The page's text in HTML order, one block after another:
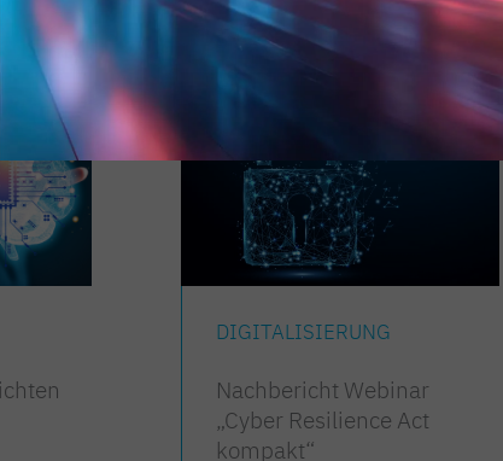
DIGITALISIERUNG
Nachbericht Webinar
„Cyber Resilience Act
kompakt“